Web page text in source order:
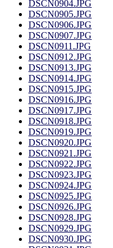
DSCN0904.JPG
DSCN0905.JPG
DSCN0906.JPG
DSCN0907.JPG
DSCN0911.JPG
DSCN0912.JPG
DSCN0913.JPG
DSCN0914.JPG
DSCN0915.JPG
DSCN0916.JPG
DSCN0917.JPG
DSCN0918.JPG
DSCN0919.JPG
DSCN0920.JPG
DSCN0921.JPG
DSCN0922.JPG
DSCN0923.JPG
DSCN0924.JPG
DSCN0925.JPG
DSCN0926.JPG
DSCN0928.JPG
DSCN0929.JPG
DSCN0930.JPG